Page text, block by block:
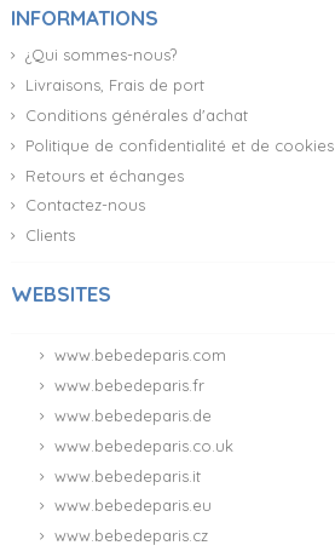
INFORMATIONS
¿Qui sommes-nous?
Livraisons, Frais de port
Conditions générales d'achat
Politique de confidentialité et de cookies
Retours et échanges
Contactez-nous
Clients
WEBSITES
www.bebedeparis.com
www.bebedeparis.fr
www.bebedeparis.de
www.bebedeparis.co.uk
www.bebedeparis.it
www.bebedeparis.eu
www.bebedeparis.cz